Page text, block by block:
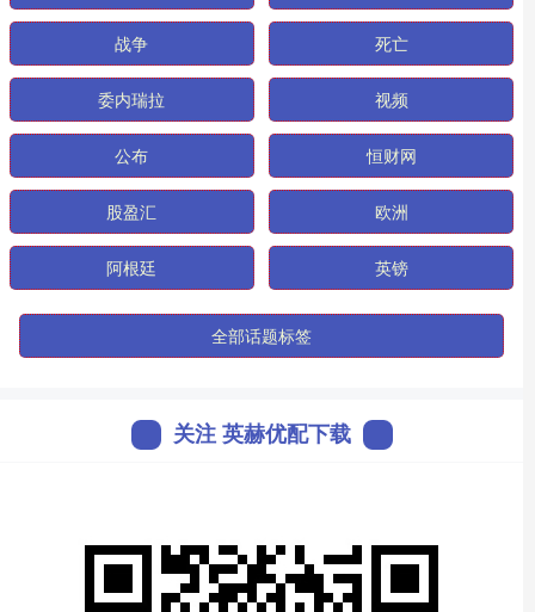
战争 死亡
委内瑞拉 视频
公布 恒财网
股盈汇 欧洲
阿根廷 英镑
全部话题标签
关注 英赫优配下载